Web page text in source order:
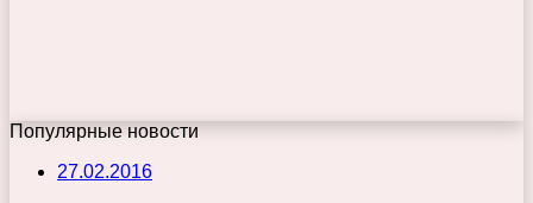
Популярные новости
27.02.2016